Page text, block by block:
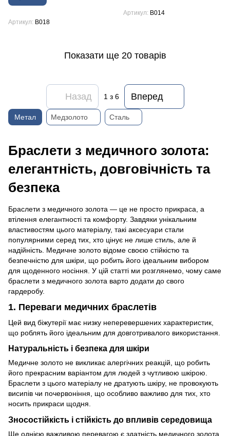
Браслети з медичного золота:
елегантність, довговічність та
безпека
Браслети з медичного золота — це не просто прикраса, а
втілення елегантності та комфорту. Завдяки унікальним
властивостям цього матеріалу, такі аксесуари стали
популярними серед тих, хто цінує не лише стиль, але й
надійність. Медичне золото відоме своєю стійкістю та
безпечністю для шкіри, що робить його ідеальним вибором
для щоденного носіння. У цій статті ми розглянемо, чому саме
браслети з медичного золота варто додати до свого
гардеробу.
1. Переваги медичних браслетів
Цей вид біжутерії має низку неперевершених характеристик,
що роблять його ідеальним для довготривалого використання.
Натуральність і безпека для шкіри
Медичне золото не викликає алергічних реакцій, що робить
його прекрасним варіантом для людей з чутливою шкірою.
Браслети з цього матеріалу не дратують шкіру, не провокують
висипів чи почервоніння, що особливо важливо для тих, хто
носить прикраси щодня.
Зносостійкість і стійкість до впливів середовища
Ще однією важливою перевагою є здатність медичного золота
Артикул B018
Артикул B014
Показати ще 20 товарів
Назад 1 з 6 Вперед
Метал Медзолото Сталь